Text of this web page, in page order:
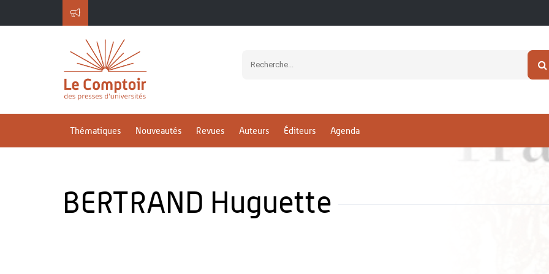
Thématiques Nouveautés Revues Auteurs Éditeurs Agenda
BERTRAND Huguette